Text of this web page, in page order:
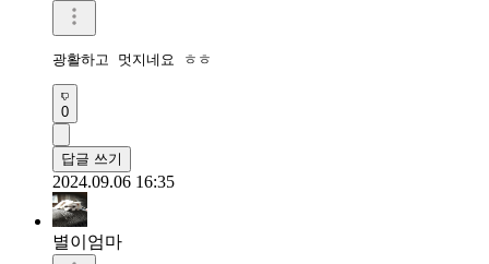
광활하고 멋지네요 ㅎㅎ
0
답글 쓰기
2024.09.06 16:35
별이엄마